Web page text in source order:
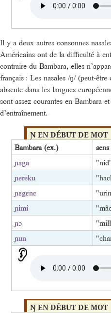
Il y a deux autres consonnes
Américains ont de la difficulté à
contraire du Bambara, elles
français : Les nasales /ŋ/ (peut-
absente dans les langues
sont assez courantes en Bambara
d’entraînement.
Ɲ EN DÉBUT DE MOT
Bambara (ex.)
sens
ɲaga
ɲereku
ɲɛgɛnɛ
ɲimi
ɲɔ
ɲun
Ŋ EN DÉBUT DE MOT